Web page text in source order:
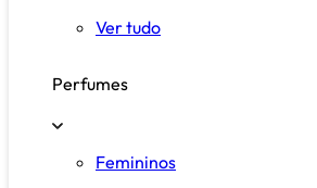
Ver tudo
Perfumes
Femininos